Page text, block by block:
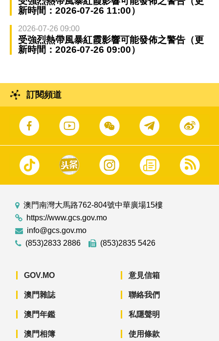
新時間：2026-07-26 11:00）
2026-07-26 09:00
受強烈熱帶風暴紅霞影響可能發佈之警告（更
新時間：2026-07-26 09:00）
訂閱頻道
澳門南灣大馬路762-804號中華廣場15樓
https://www.gcs.gov.mo
info@gcs.gov.mo
(853)2833 2886
(853)2835 5426
GOV.MO
澳門雜誌
澳門年鑑
澳門相簿
意見信箱
聯絡我們
私隱聲明
使用條款